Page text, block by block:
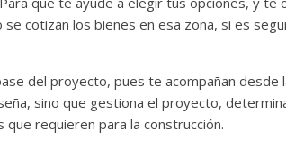
cotizan los bienes en esa zona, si es
del proyecto, pues te acompañan desde
sino que gestiona el proyecto,
requieren para la construcción.